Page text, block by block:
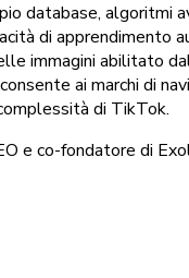
database, algoritmi
di apprendimento
immagini abilitato
ai marchi di
di TikTok.
e co-fondatore di